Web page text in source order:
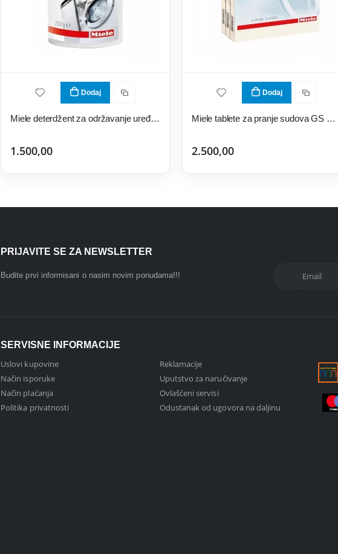
Dodaj
Miele deterdžent za održavanje uređaja GP CL WG 0202 P
1.500,00
Dodaj
Miele tablete za pranje sudova GS CL 0603 T
2.500,00
PRIJAVITE SE ZA NEWSLETTER
Budite prvi informisani o nasim novim ponudama!!!
SERVISNE INFORMACIJE
Uslovi kupovine
Način isporuke
Način plaćanja
Politika privatnosti
Reklamacije
Uputstvo za naručivanje
Ovlašćeni servisi
Odustanak od ugovora na daljinu